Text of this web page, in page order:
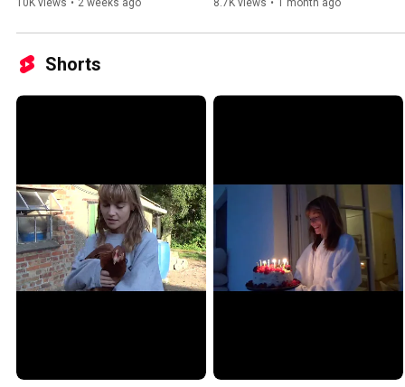
10K views • 2 weeks ago 8.7K views • 1 month ago
Shorts